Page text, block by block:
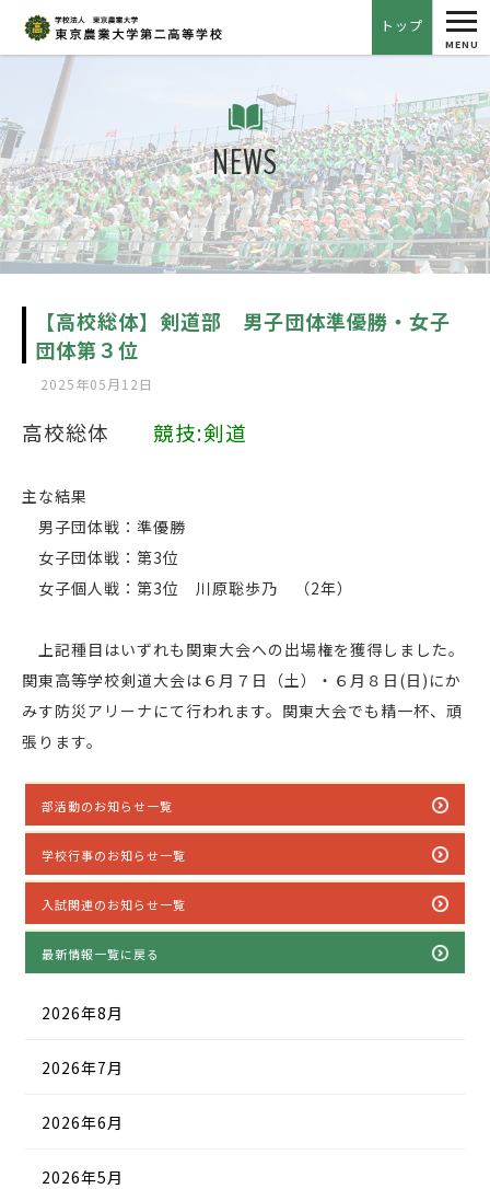
トップ
MENU
NEWS
【高校総体】剣道部 男子団体準優勝・女子
団体第３位
2025年05月12日
高校総体 競技:剣道
主な結果
男子団体戦：準優勝
女子団体戦：第3位
女子個人戦：第3位 川原聡歩乃 （2年）
上記種目はいずれも関東大会への出場権を獲得しました。
関東高等学校剣道大会は６月７日（土）・６月８日(日)にか
みす防災アリーナにて行われます。関東大会でも精一杯、頑
張ります。
部活動のお知らせ一覧
学校行事のお知らせ一覧
入試関連のお知らせ一覧
最新情報一覧に戻る
2026年8月
2026年7月
2026年6月
2026年5月